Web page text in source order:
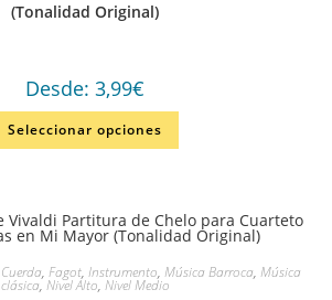
(Tonalidad Original)
Desde: 3,99€
Seleccionar opciones
Cuerda, Fagot, Instrumento, Música Barroca, Música
clásica,Nivel Alto, Nivel Medio